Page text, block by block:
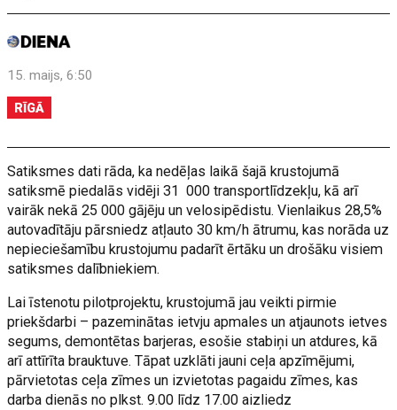
15. maijs, 6:50
RĪGĀ
Satiksmes dati rāda, ka nedēļas laikā šajā krustojumā
satiksmē piedalās vidēji 31 000 transportlīdzekļu, kā arī
vairāk nekā 25 000 gājēju un velosipēdistu. Vienlaikus 28,5%
autovadītāju pārsniedz atļauto 30 km/h ātrumu, kas norāda uz
nepieciešamību krustojumu padarīt ērtāku un drošāku visiem
satiksmes dalībniekiem.
Lai īstenotu pilotprojektu, krustojumā jau veikti pirmie
priekšdarbi – pazeminātas ietvju apmales un atjaunots ietves
segums, demontētas barjeras, esošie stabiņi un atdures, kā
arī attīrīta brauktuve. Tāpat uzklāti jauni ceļa apzīmējumi,
pārvietotas ceļa zīmes un izvietotas pagaidu zīmes, kas
darba dienās no plkst. 9.00 līdz 17.00 aizliedz